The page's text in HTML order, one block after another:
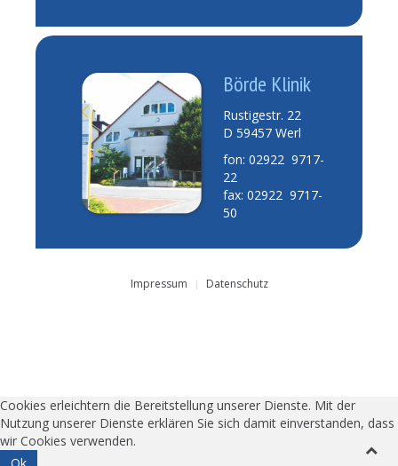
Börde Klinik
Rustigestr. 22
D 59457 Werl
fon: 02922 9717-
22
fax: 02922 9717-
50
Impressum Datenschutz
Cookies erleichtern die Bereitstellung unserer Dienste. Mit der
Nutzung unserer Dienste erklären Sie sich damit einverstanden, dass
wir Cookies verwenden.